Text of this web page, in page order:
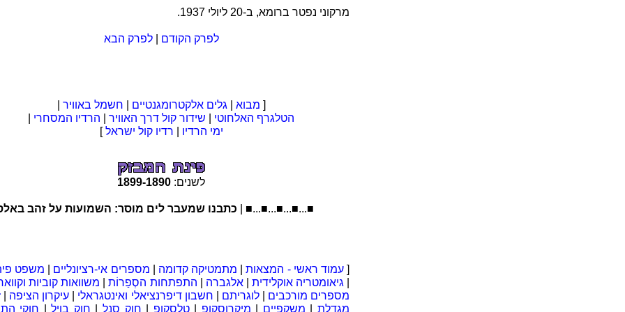
מרקוני נפטר ברומא, ב-20 ליולי 1937.
לפרק הקודם |לפרק הבא
[ מבוא גלים אלקטרומגנטיים חשמל באוויר
הטלגרף האלחוטי
שידור קול דרך האוויר הרדיו המסחרי
ימי הרדיו
רדיו קול ישראל]
לשנים: 1899-1890
■...■...■...■...■ |כתבנו שמעבר לים מוסר: השמועות על זהב באלסקה
[עמוד ראשי - המצאות| מתמטיקה קדומה מספרים אי-רציונליים
משפט
גיאומטריה אוקלידית |אלגברה התפתחות הסְפַרוֹת| משוואות קוביות
מספרים מורכבים |לוגריתם חשבון דיפרנציאלי ואינטגראלי עיקרון הציפה
מגדלת
משקפיים מיקרוסקופ |טלסקופ חוק סְנֵל חוק בויל| חוקי